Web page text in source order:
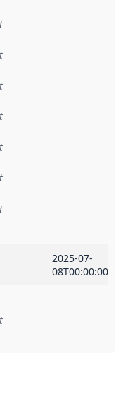
2025-07-
08T00:00:00Z
eller